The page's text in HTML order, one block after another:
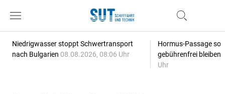
Niedrigwasser stoppt Schwertransport
nach Bulgarien 08.08.2026, 08:06 Uhr
Hormus-Passage
gebührenfrei bleiben
Uhr